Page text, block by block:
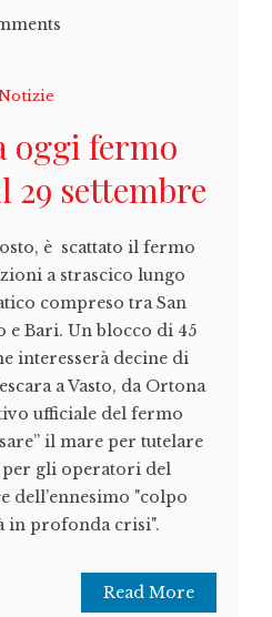
oggi fermo
29 settembre
è scattato il fermo
a strascico lungo
compreso tra San
e Bari. Un blocco di 45
interesserà decine di
a Vasto, da Ortona
ufficiale del fermo
il mare per tutelare
gli operatori del
dell’ennesimo "colpo
in profonda crisi".
Read More